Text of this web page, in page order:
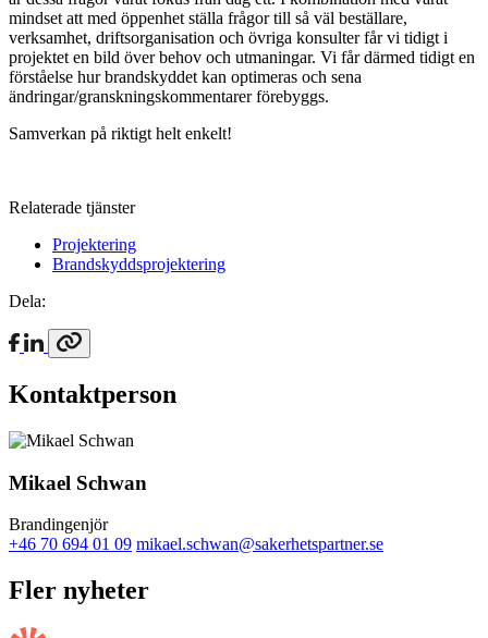
mindset att med öppenhet ställa frågor till så väl beställare,
verksamhet, driftsorganisation och övriga konsulter får vi tidigt i
projektet en bild över behov och utmaningar. Vi får därmed tidigt en
förståelse hur brandskyddet kan optimeras och sena
ändringar/granskningskommentarer förebyggs.
Samverkan på riktigt helt enkelt!
Relaterade tjänster
Projektering
Brandskyddsprojektering
Dela:
Kontaktperson
Mikael Schwan
Brandingenjör
+46 70 694 01 09 mikael.schwan@sakerhetspartner.se
Fler nyheter